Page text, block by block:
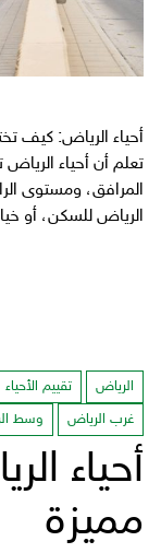
أحياء الرياض: كيف
المرافق، ومستوى
الرياض للسكن، أو
الرياض تقييم الأحياء
غرب الرياض
وسط
مميزة